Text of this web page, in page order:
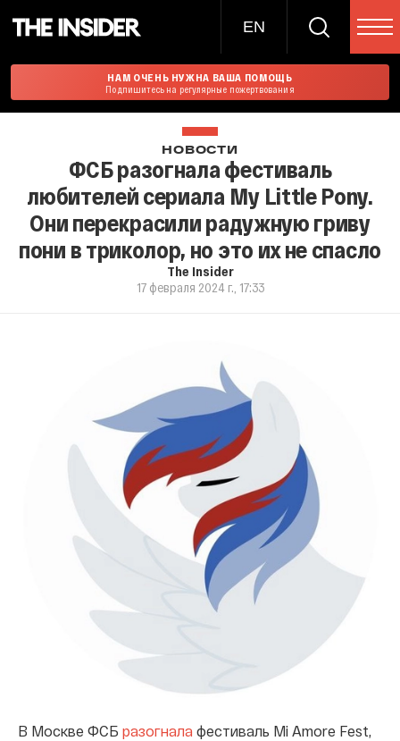
EN
НАМ ОЧЕНЬ НУЖНА ВАША ПОМОЩЬ
Подпишитесь на регулярные пожертвования
НОВОСТИ
ФСБ разогнала фестиваль
любителей сериала My Little Pony.
Они перекрасили радужную гриву
пони в триколор, но это их не спасло
The Insider
17 февраля 2024 г., 17:33
В Москве ФСБ разогнала фестиваль Mi Amore Fest,